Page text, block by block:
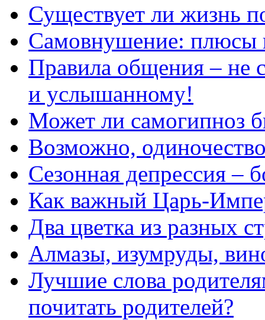
Существует ли жизнь
Самовнушение: плюсы
Правила общения – не
и услышанному!
Может ли самогипноз
Возможно,
Сезонная депрессия –
Как важный Царь-
Два цветка из разных
Алмазы, изумруды,
Лучшие слова
почитать родителей?